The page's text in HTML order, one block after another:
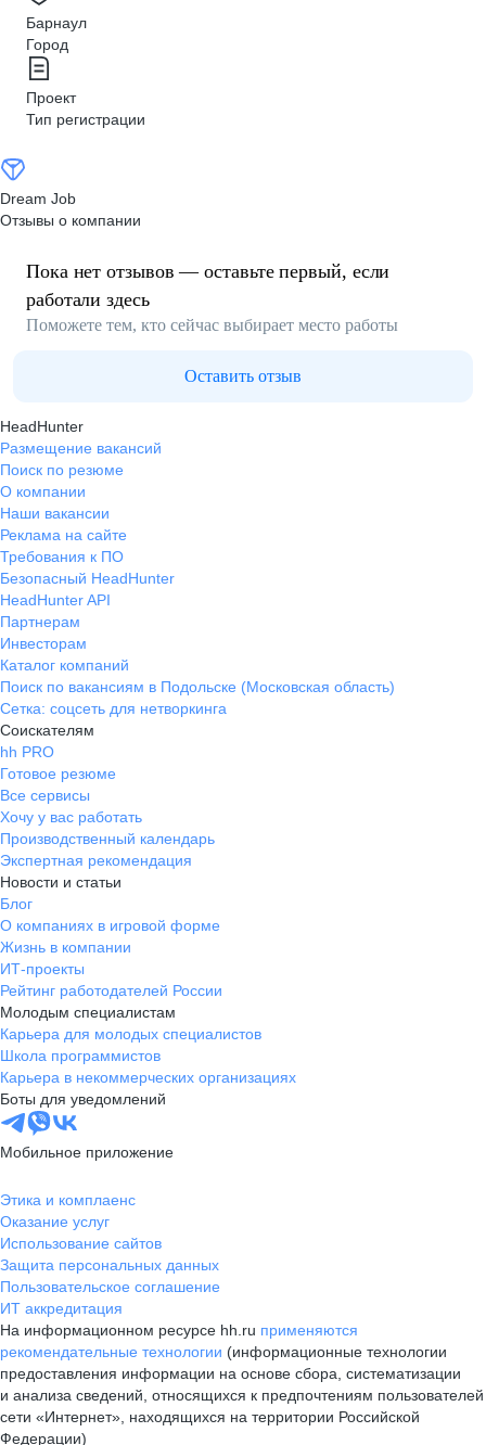
Барнаул
Город
Проект
Тип регистрации
Dream Job
Отзывы о компании
Пока нет отзывов — оставьте первый, если
работали здесь
Поможете тем, кто сейчас выбирает место работы
Оставить отзыв
HeadHunter
Размещение вакансий
Поиск по резюме
О компании
Наши вакансии
Реклама на сайте
Требования к ПО
Безопасный HeadHunter
HeadHunter API
Партнерам
Инвесторам
Каталог компаний
Поиск по вакансиям в Подольске (Московская область)
Сетка: соцсеть для нетворкинга
Соискателям
hh PRO
Готовое резюме
Все сервисы
Хочу у вас работать
Производственный календарь
Экспертная рекомендация
Новости и статьи
Блог
О компаниях в игровой форме
Жизнь в компании
ИТ-проекты
Рейтинг работодателей России
Молодым специалистам
Карьера для молодых специалистов
Школа программистов
Карьера в некоммерческих организациях
Боты для уведомлений
Мобильное приложение
Этика и комплаенс
Оказание услуг
Использование сайтов
Защита персональных данных
Пользовательское соглашение
ИТ аккредитация
На информационном ресурсе hh.ru применяются
рекомендательные технологии (информационные технологии
предоставления информации на основе сбора, систематизации
и анализа сведений, относящихся к предпочтениям пользователей
сети «Интернет», находящихся на территории Российской
Федерации)